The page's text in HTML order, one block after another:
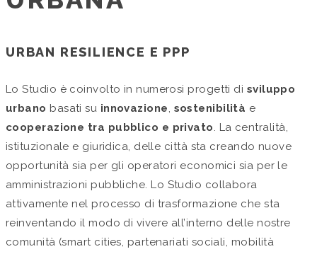
URBAN RESILIENCE E PPP
Lo Studio è coinvolto in numerosi progetti di sviluppo
urbano basati su innovazione, sostenibilità e
cooperazione tra pubblico e privato. La centralità,
istituzionale e giuridica, delle città sta creando nuove
opportunità sia per gli operatori economici sia per le
amministrazioni pubbliche. Lo Studio collabora
attivamente nel processo di trasformazione che sta
reinventando il modo di vivere all’interno delle nostre
comunità (smart cities, partenariati sociali, mobilità